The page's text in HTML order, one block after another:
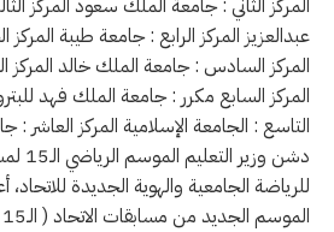
المركز الثاني : جامعة الملك سعود المركز
عبدالعزيز المركز الرابع : جامعة طيبة
المركز السادس : جامعة الملك خالد المركز
المركز السابع مكرر : جامعة الملك فهد
التاسع : الجامعة الإسلامية المركز العاشر
دشن
للرياضة الجامعية والهوية الجديدة
الموسم الجديد من مسابقات الاتحاد ( الـ15 ).